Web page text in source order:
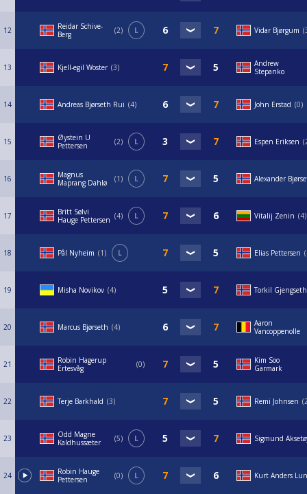
12
Reidar Schive-
Berg
2 L Vidar Bjørgum
13 Kjell-egil Woster 3
Andrew
Stepanko
14 Andreas Bjørseth Rui 4 John Erstad 0
15
Øystein U
Pettersen
2 L Espen Eriksen
16
Magnus
Maprang Dahlø
1 L Alexander
17
Britt Sølvi
Hauge Pettersen
4 L Vitalij Zenin 4
18 Pål Nyheim 1 L Elias Pettersen
19 Misha Novikov 4 Torkil Gjengseth
20 Marcus Bjørseth 4
Aaron
Vancoppenolle
21
Robin Hagerup
Ertesvåg
0
Kim Soo
Garmark
22 Terje Barkhald 3 Remi Johnsen
23
Odd Magne
Kaldhussæter
5 L Sigmund
24
Robin Hauge
Pettersen
0 L Kurt Anders